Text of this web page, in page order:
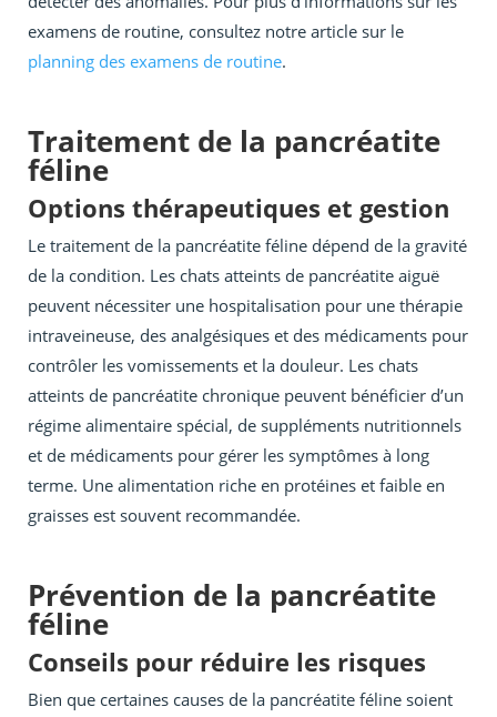
examens de routine, consultez notre article sur le
planning des examens de routine.
Traitement de la pancréatite
féline
Options thérapeutiques et gestion
Le traitement de la pancréatite féline dépend de la gravité
de la condition. Les chats atteints de pancréatite aiguë
peuvent nécessiter une hospitalisation pour une thérapie
intraveineuse, des analgésiques et des médicaments pour
contrôler les vomissements et la douleur. Les chats
atteints de pancréatite chronique peuvent bénéficier d’un
régime alimentaire spécial, de suppléments nutritionnels
et de médicaments pour gérer les symptômes à long
terme. Une alimentation riche en protéines et faible en
graisses est souvent recommandée.
Prévention de la pancréatite
féline
Conseils pour réduire les risques
Bien que certaines causes de la pancréatite féline soient